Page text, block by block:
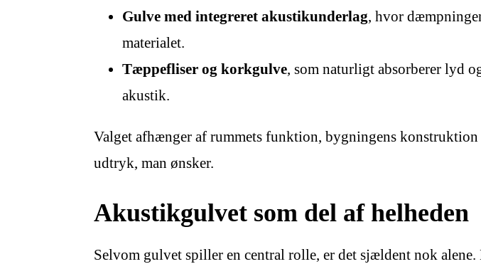
Gulve med integreret akustikunderlag, hvor
materialet.
Tæppefliser og korkgulve, som naturligt absorberer lyd
akustik.
Valget afhænger af rummets funktion, bygningens
udtryk, man ønsker.
Akustikgulvet som del af helheden
Selvom gulvet spiller en central rolle, er det sjældent nok